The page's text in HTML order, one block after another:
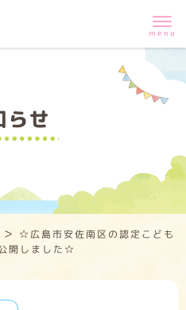
らせ
> ☆広島市安佐南区の認定こども
開しました☆